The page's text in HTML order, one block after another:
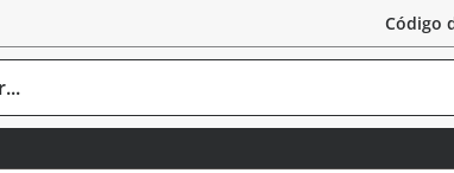
Código